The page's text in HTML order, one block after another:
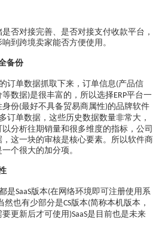
对接完善、是否对接支付收款平台，
到跨境卖家能否方便使用。
备份
订单数据抓取下来，订单信息(产品信
等数据)是很丰富的，所以选择ERP平台一
身份(最好不具备贸易商属性)的品牌软件
订单数据，这些历史数据数量非常大，
分析往期销量和很多维度的指标，公司
这一块的审核是核心要素。所以软件商
个很大的加分项。
是SaaS版本(在网络环境即可注册使用系
然也有少部分是CS版本(简称本机版本，
更新后才可使用 )SaaS是目前也是未来